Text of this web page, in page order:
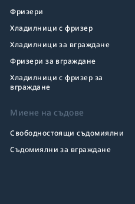
Фризери
Хладилници с фризер
Хладилници за вграждане
Фризери за вграждане
Хладилници с фризер за
вграждане
Миене на съдове
Свободностоящи съдомиялни
Съдомиялни за вграждане